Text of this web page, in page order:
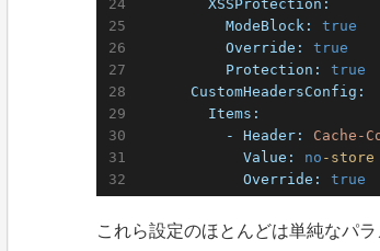
        XSSProtection:
          ModeBlock:
true
          Override:
true
          Protection:
true
      CustomHeadersConfig:
        Items:
          - Header:
Cache-
            Value:
no -store
            Override:
true
これら設定のほとんどは単純なパ